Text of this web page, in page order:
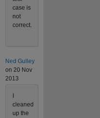
case is
not
correct.
Ned Gulley
on 20 Nov
2013
cleaned
up the